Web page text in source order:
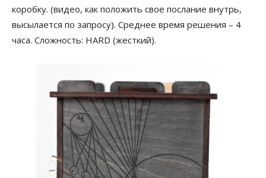
коробку. (видео, как положить свое послание внутрь,
высылается по запросу). Среднее время решения – 4
часа. Сложность: HARD (жесткий).